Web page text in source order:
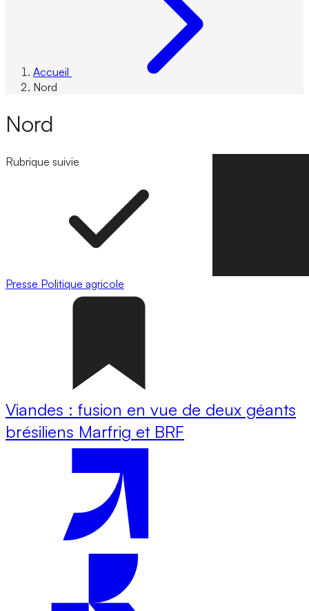
Accueil
Nord
Nord
Rubrique suivie
Presse Politique agricole
Viandes : fusion en vue de deux géants
brésiliens Marfrig et BRF